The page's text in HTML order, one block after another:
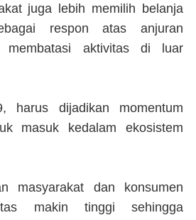
juga lebih memilih belanja
respon atas anjuran
membatasi aktivitas di luar
harus dijadikan momentum
masuk kedalam ekosistem
masyarakat dan konsumen
makin tinggi sehingga